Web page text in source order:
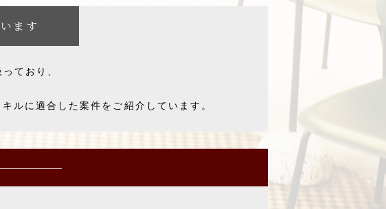
ます
ており、
ルに適合した案件をご紹介しています。